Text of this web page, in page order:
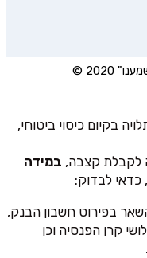
2020 ©
בקיום כיסוי ביטוחי,
לקבלת קצבה, במידה
כדאי לבדוק:
בפירוט חשבון הבנק,
קרן הפנסיה וכן